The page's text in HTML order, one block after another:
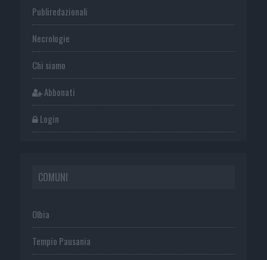
Publiredazionali
Necrologie
Chi siamo
Abbonati
Login
COMUNI
Olbia
Tempio Pausania